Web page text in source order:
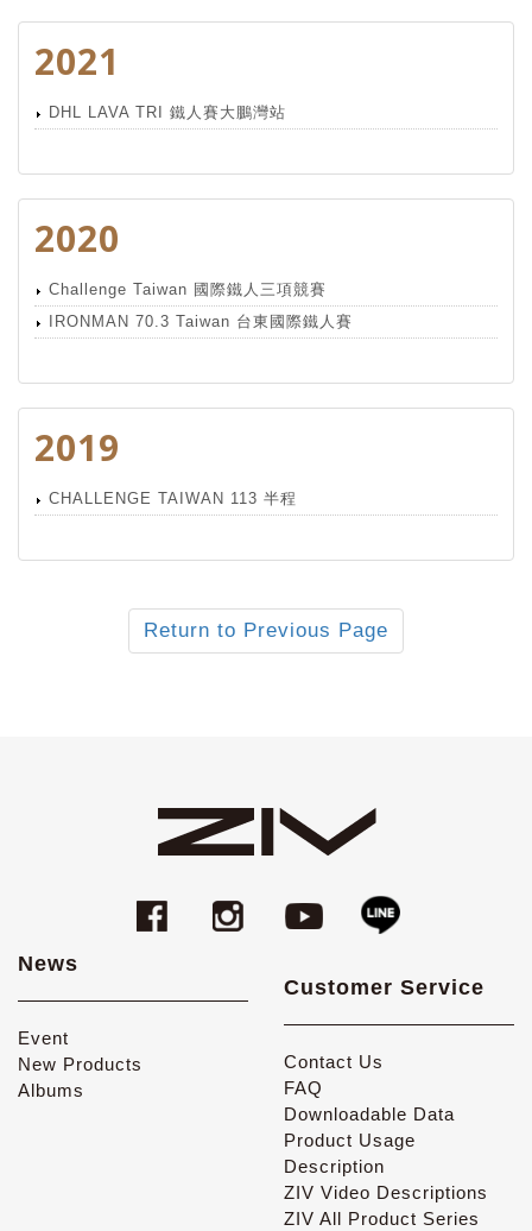
2021
DHL LAVA TRI 鐵人賽大鵬灣站
2020
Challenge Taiwan 國際鐵人三項競賽
IRONMAN 70.3 Taiwan 台東國際鐵人賽
2019
CHALLENGE TAIWAN 113 半程
Return to Previous Page
News
Event
New Products
Albums
Customer Service
Contact Us
FAQ
Downloadable Data
Product Usage
Description
ZIV Video Descriptions
ZIV All Product Series